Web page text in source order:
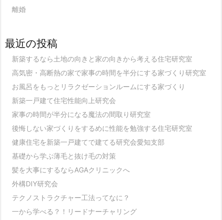
離婚
最近の投稿
新築するなら土地の向きと家の向きから考える住宅研究室
高気密・高断熱の家で家事の時間を半分にする家づくり研究室
お風呂をもっとリラクゼーションルームにする家づくり
新築一戸建て住宅性能向上研究会
家事の時間が半分になる魔法の間取り研究室
後悔しない家づくりをするめに性能を勉強する住宅研究室
健康住宅を新築一戸建てで建てる研究会愛知支部
基礎から学ぶ薄毛と抜け毛の対策
髪を大事にするならAGAクリニックへ
外構DIY研究会
テクノストラクチャー工法ってなに？
一から学べる？！リードナーチャリング